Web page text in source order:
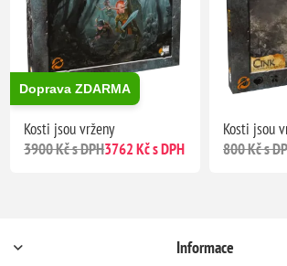
Doprava ZDARMA
Kosti jsou vrženy
3900 Kč s DPH3762 Kč s DPH
Kosti jsou
800 Kč s
Informace